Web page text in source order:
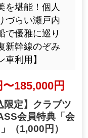
を堪能！個人
づらい瀬戸内
で優雅に巡り
新幹線のぞみ
車利用】
185,000円
限定】クラブツ
会員特典「会
（1,000円）